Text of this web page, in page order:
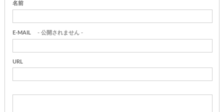
名前
E-MAIL - 公開されません -
URL